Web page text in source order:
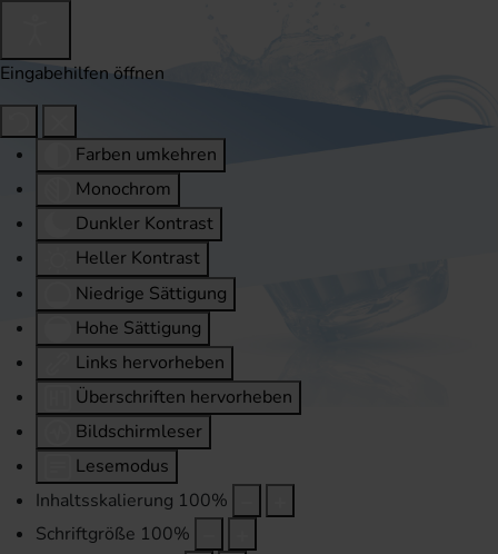
Eingabehilfen öffnen
Farben umkehren
Monochrom
Dunkler Kontrast
Heller Kontrast
Niedrige Sättigung
Hohe Sättigung
Links hervorheben
Überschriften hervorheben
Bildschirmleser
Lesemodus
Inhaltsskalierung 100%
Schriftgröße 100%